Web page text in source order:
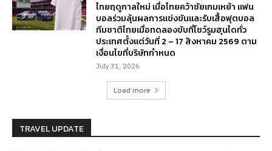
ไทยฤดูกาลใหม่ เมื่อไทยคว้าชัยเกมเหย้า แฟน
บอลร่วมลุ้นผลการแข่งขันและรับเสื้อฟุตบอล
ทีมชาติไทยเมื่อทดลองขับที่โชว์รูมฮุนไดทั่ว
ประเทศตั้งแต่วันที่ 2 – 17 สิงหาคม 2569 ตาม
เงื่อนไขที่บริษัทกำหนด
July 31, 2026
Load more
TRAVEL UPDATE